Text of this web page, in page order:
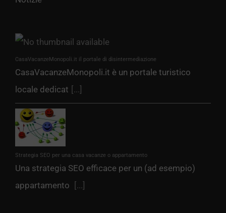
CasaVacanzeMonopoli.it il portale di disintermediazione
CasaVacanzeMonopoli.it è un portale turistico
locale dedicat [...]
Strategia SEO per una casa vacanze o appartamento
Una strategia SEO efficace per un (ad esempio)
appartamento
[...]